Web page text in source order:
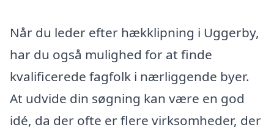
Når du leder efter hækklipning i Uggerby,
har du også mulighed for at finde
kvalificerede fagfolk i nærliggende byer.
At udvide din søgning kan være en god
idé, da der ofte er flere virksomheder, der